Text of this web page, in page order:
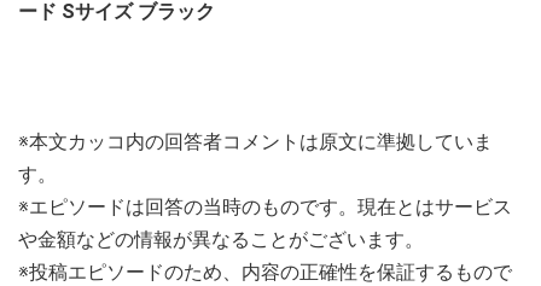
ード Sサイズ ブラック
※本文カッコ内の回答者コメントは原文に準拠していま
す。
※エピソードは回答の当時のものです。現在とはサービス
や金額などの情報が異なることがございます。
※投稿エピソードのため、内容の正確性を保証するもので